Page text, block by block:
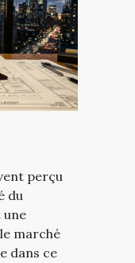
perçu
du
marché
dans ce